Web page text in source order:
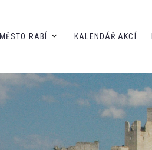
MĚSTO RABÍ KALENDÁŘ AKCÍ